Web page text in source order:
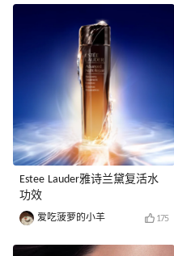
Estee Lauder雅诗兰黛复活水
功效
爱吃菠萝的小羊 175